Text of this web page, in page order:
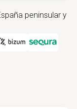
peninsular y